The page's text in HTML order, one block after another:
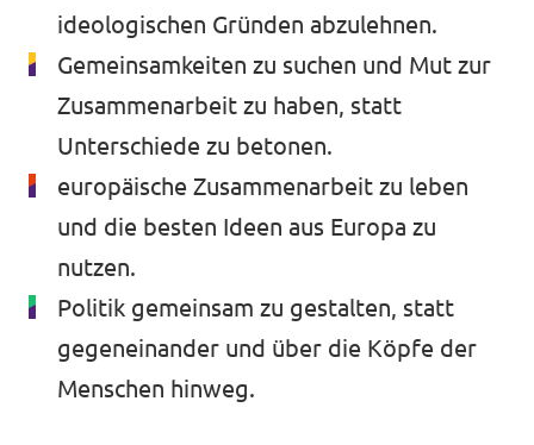
ideologischen Gründen abzulehnen.
Gemeinsamkeiten zu suchen und Mut zur
Zusammenarbeit zu haben, statt
Unterschiede zu betonen.
europäische Zusammenarbeit zu leben
und die besten Ideen aus Europa zu
nutzen.
Politik gemeinsam zu gestalten, statt
gegeneinander und über die Köpfe der
Menschen hinweg.